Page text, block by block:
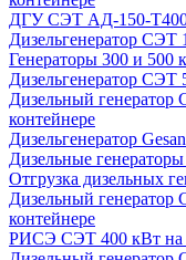
ДГУ СЭТ АД-150-Т400
Дизельгенератор СЭТ
Генераторы 300 и 500
Дизельгенератор СЭТ
Дизельный
контейнере
Дизельгенератор
Дизельные
Отгрузка дизельных
Дизельный
контейнере
РИСЭ СЭТ 400 кВт